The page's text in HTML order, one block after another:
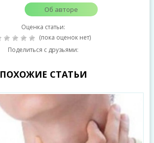
Об авторе
Оценка статьи:
(пока оценок нет)
Поделиться с друзьями:
ПОХОЖИЕ СТАТЬИ